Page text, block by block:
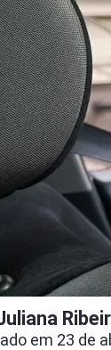
em 23 de